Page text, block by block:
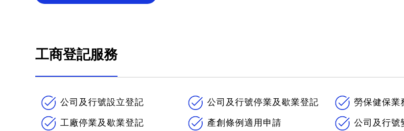
工商登記服務
公司及行號設立登記 公司及行號停業及歇業登記 勞保健保業
工廠停業及歇業登記 產創條例適用申請 公司及行號